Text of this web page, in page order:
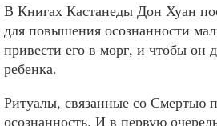
В Книгах Кастанеды Дон Хуан
для повышения осознанности
привести его в морг, и чтобы он
ребенка.
Ритуалы, связанные со Смертью
осознанность. И в первую